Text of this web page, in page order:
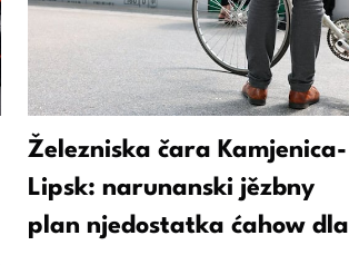
Železniska čara Kamjenica-
Lipsk: narunanski jězbny
plan njedostatka ćahow dla